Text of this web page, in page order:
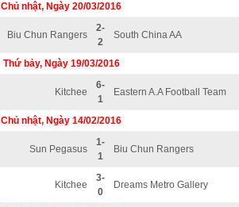
Chủ nhật, Ngày 20/03/2016
Biu Chun Rangers
2-
2
South China AA
Thứ bảy, Ngày 19/03/2016
Kitchee
6-
1
Eastern A.A Football Team
Chủ nhật, Ngày 14/02/2016
Sun Pegasus
1-
1
Biu Chun Rangers
Kitchee
3-
0
Dreams Metro Gallery